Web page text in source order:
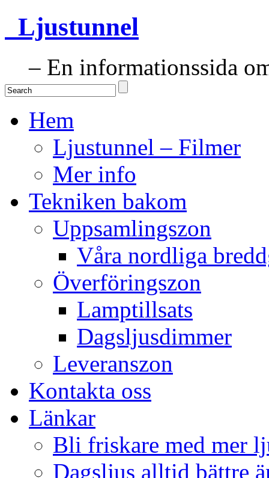
Ljustunnel
– En informationssida
Hem
Ljustunnel – Filmer
Mer info
Tekniken bakom
Uppsamlingszon
Våra nordliga
Överföringszon
Lamptillsats
Dagsljusdimmer
Leveranszon
Kontakta oss
Länkar
Bli friskare med mer
Dagsljus alltid bättre